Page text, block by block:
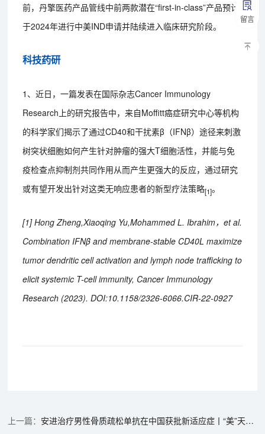
留言
前，丹擎医药产品管线中前两款潜在“first-in-class”产品预计
于2024年进行中美IND申请并陆续进入临床研究阶段。
科技药研
1、近日，一篇发表在国际杂志Cancer Immunology
Research上的研究报告中，来自Moffitt癌症研究中心等机构
的科学家们揭示了通过CD40和干扰素β（IFNβ）途径来刺激
树突状细胞如何产生针对肿瘤的强大T细胞活性，并能与免
疫检查点抑制剂共同作用从而产生更强大的反应，通过研究
或有望开发出针对这类无响应患者的新型疗法策略[1]。
[1] Hong Zheng,Xiaoqing Yu,Mohammed L. Ibrahim，et al.
Combination IFNβ and membrane-stable CD40L maximize
tumor dendritic cell activation and lymph node trafficking to
elicit systemic T-cell immunity, Cancer Immunology
Research (2023). DOI:10.1158/2326-6066.CIR-22-0927
安进治疗男性骨质疏松单抗在中国获批新适应症丨“美”天新药事